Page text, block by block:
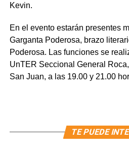
Kevin.
En el evento estarán presentes
Garganta Poderosa, brazo
Poderosa. Las funciones se
UnTER Seccional General
San Juan, a las 19.00 y 21.00
TE PUEDE